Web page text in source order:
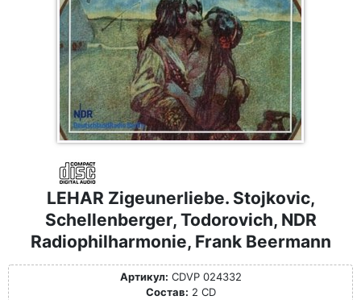
LEHAR Zigeunerliebe. Stojkovic,
Schellenberger, Todorovich, NDR
Radiophilharmonie, Frank Beermann
Артикул: CDVP 024332
Состав: 2 CD